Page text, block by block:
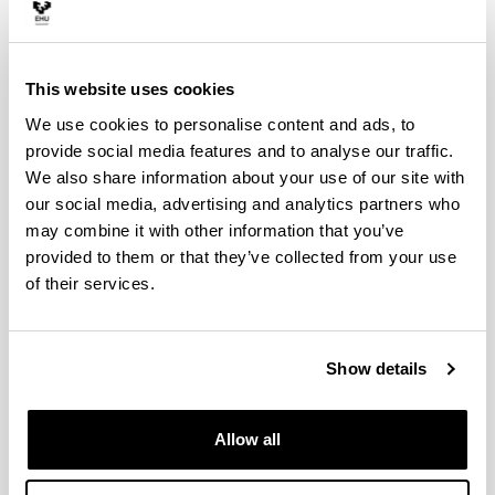
This website uses cookies
We use cookies to personalise content and ads, to
provide social media features and to analyse our traffic.
We also share information about your use of our site with
our social media, advertising and analytics partners who
may combine it with other information that you’ve
provided to them or that they’ve collected from your use
of their services.
Show details
Allow all
Goya: Gerraren hondamendiak